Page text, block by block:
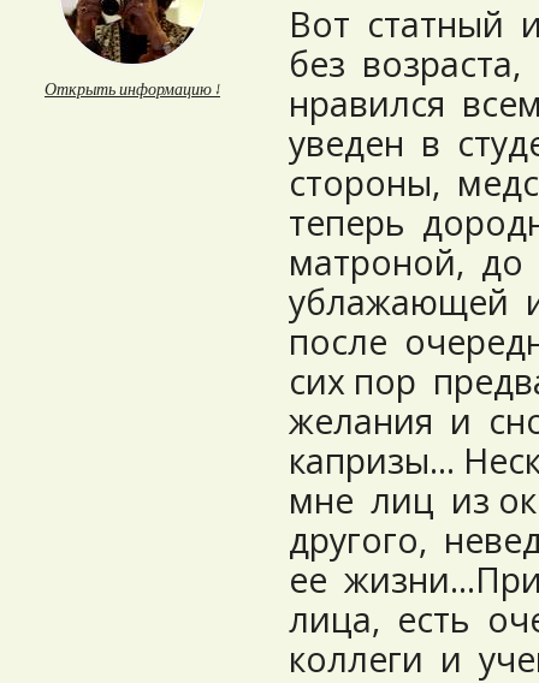
Открыть информацию ↓
Вот статный
без
нравился
уведен в
стороны,
теперь
матроной,
ублажающей
после
сих пор
желания и
капризы…
мне лиц из
другого,
ее
лица, есть
коллеги и